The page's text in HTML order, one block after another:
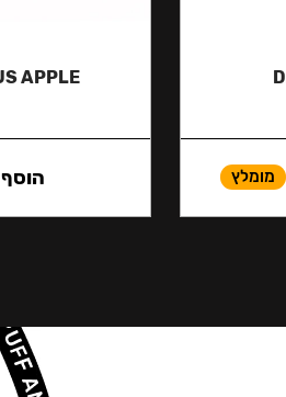
מומלץ
APPLE